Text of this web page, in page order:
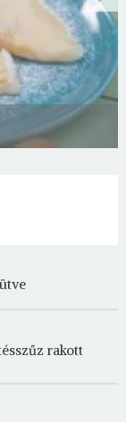
rakott